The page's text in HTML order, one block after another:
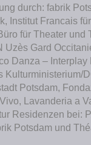
durch: fabrik
Institut Francais für
für Theater und
Uzès Gard
Danza – Interplay
Kulturministerium/
Potsdam,
Lavanderia a
Residenzen bei:
Potsdam und